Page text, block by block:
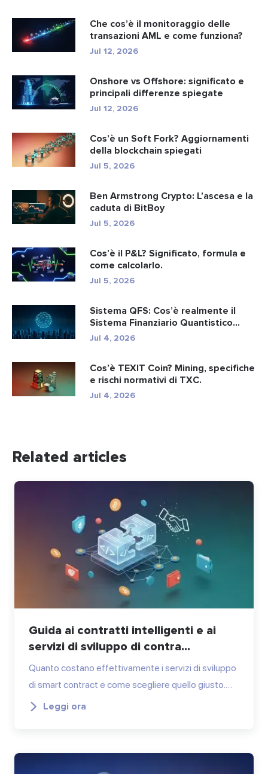
Che cos’è il monitoraggio delle
transazioni AML e come funziona?
Jul 12, 2026
Onshore vs Offshore: significato e
principali differenze spiegate
Jul 12, 2026
Cos’è un Soft Fork? Aggiornamenti
della blockchain spiegati
Jul 5, 2026
Ben Armstrong Crypto: L’ascesa e la
caduta di BitBoy
Jul 5, 2026
Cos’è il P&L? Significato, formula e
come calcolarlo.
Jul 5, 2026
Sistema QFS: Cos’è realmente il
Sistema Finanziario Quantistico...
Jul 4, 2026
Cos’è TEXIT Coin? Mining, specifiche
e rischi normativi di TXC.
Jul 4, 2026
Related articles
Guida ai contratti intelligenti e ai
servizi di sviluppo di contra...
Quanto costano effettivamente i servizi di sviluppo
di smart contract e come scegliere quello giusto.…
Leggi ora